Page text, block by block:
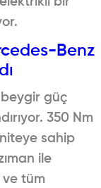
Benz
beygir güç
350 Nm
sahip
ile
ve tüm